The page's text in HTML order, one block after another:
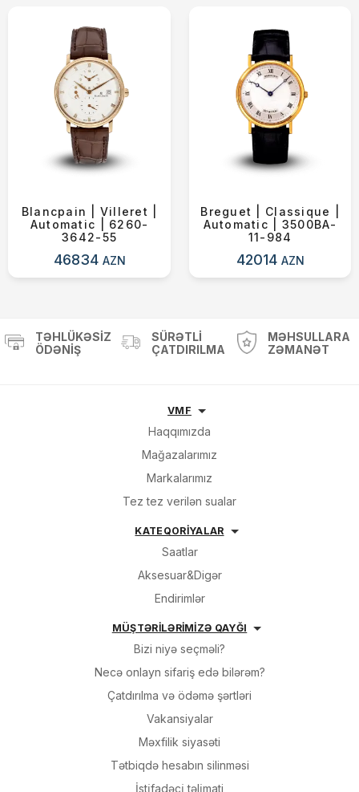
Blancpain | Villeret |
Automatic | 6260-
3642-55
46834 AZN
Breguet | Classique |
Automatic | 3500BA-
11-984
42014 AZN
TƏHLÜKƏSIZ
ÖDƏNIŞ
SÜRƏTLI
ÇATDIRILMA
MƏHSULLARA
ZƏMANƏT
VMF
Haqqımızda
Mağazalarımız
Markalarımız
Tez tez verilən sualar
KATEQORİYALAR
Saatlar
Aksesuar&Digər
Endirimlər
MÜŞTƏRİLƏRİMİZƏ QAYĞI
Bizi niyə seçməli?
Necə onlayn sifariş edə bilərəm?
Çatdırılma və ödəmə şərtləri
Vakansiyalar
Məxfilik siyasəti
Tətbiqdə hesabın silinməsi
İsti̇fadəçi̇ təli̇mati